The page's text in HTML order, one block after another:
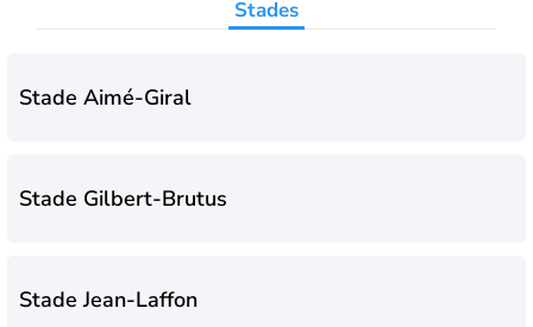
Stades
Stade Aimé-Giral
Stade Gilbert-Brutus
Stade Jean-Laffon